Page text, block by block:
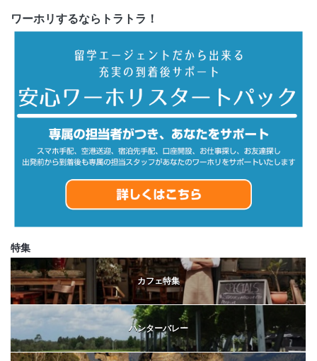
ワーホリするならトラトラ！
特集
カフェ特集
ハンターバレー